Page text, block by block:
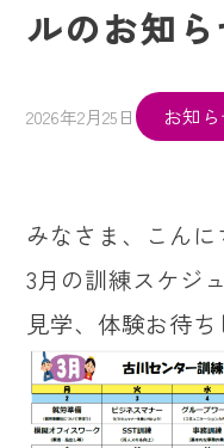
ルのお知
2026年2月25日 お知
みなさま、こんに
3月の訓練スケジ
見学、体験お待ち